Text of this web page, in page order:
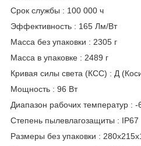
Срок службы : 100 000 ч
Эффективность : 165 Лм/Вт
Масса без упаковки : 2305 г
Масса в упаковке : 2489 г
Кривая силы света (КСС) : Д
Мощность : 96 Вт
Диапазон рабочих температур : -
Степень пылевлагозащиты : IP67
Размеры без упаковки :